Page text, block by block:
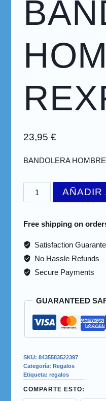
23,95 €
BANDOLERA
AÑADIR
Free shipping on
Satisfaction
No Hassle Refunds
Secure Payments
GUARANTEED
SKU: 8435583522397
Categoría: Regalos
Etiqueta: regalos
COMPARTE ESTO: